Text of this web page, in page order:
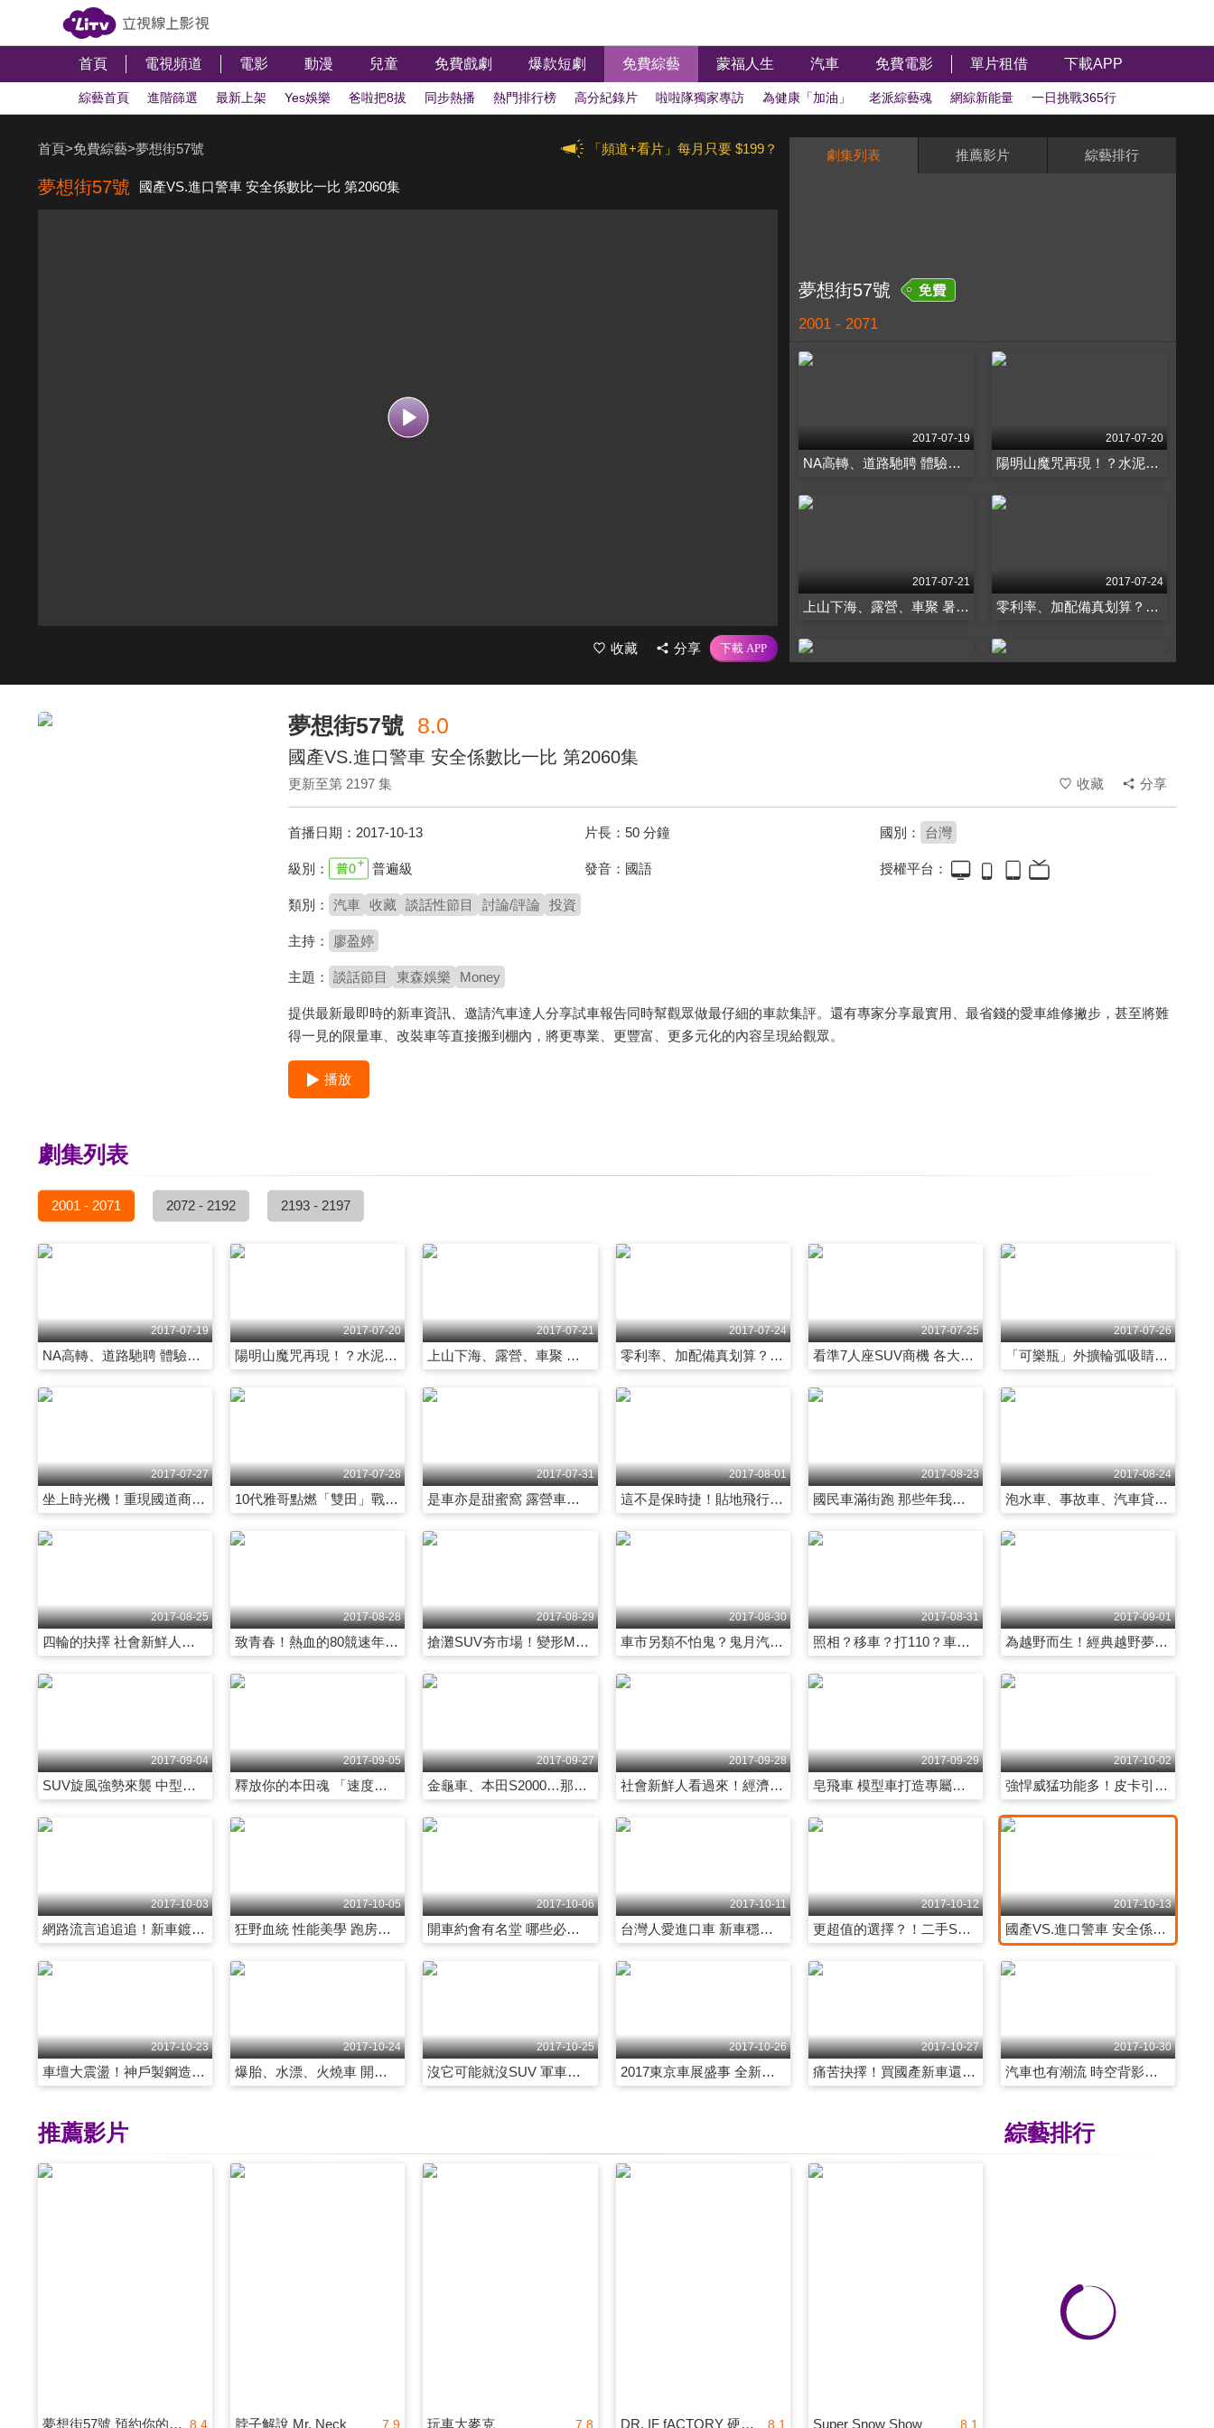
首頁 電視頻道 電影 動漫 兒童 免費戲劇 爆款短劇 免費綜藝 蒙福人生 汽車 免費電影 單片租借 下載APP
綜藝首頁 進階篩選 最新上架 Yes娛樂 爸啦把8拔 同步熱播 熱門排行榜 高分紀錄片 啦啦隊獨家專訪 為健康「加油」 老派綜藝魂 網綜新能量 一日挑戰365行
最新汽車影音 生活新知 八大電視 東森娛樂
龍華電視 年代電視 中天亞洲回看 空中英語教室
「頻道+看片」每月只要 $199？
首頁>免費綜藝>夢想街57號
夢想街57號 國產VS.進口警車 安全係數比一比 第2060集
收藏 分享
劇集列表 推薦影片 綜藝排行
夢想街57號
2001 - 2071
2017-07-19
NA高轉、道路馳聘 體驗極速快感追風魅力 第2001集
2017-07-20
陽明山魔咒再現！？水泥車撞飛22車4死9傷 第2002集
2017-07-21
上山下海、露營、車聚 暑假就要醬玩！ 第2003集
2017-07-24
零利率、加配備真划算？拆解車商促銷花招 第2004集
2017-07-27
2017-07-31 2017-08-01
四輪的抉擇 社會新鮮人理性與感性的煩惱 第2028集 致青春！熱血的80競速年代「殺手級」野獸 第2029集
搶灘SUV夯市場！變形MPV大軍來襲 第2030集 車市另類不怕鬼？鬼月汽車禁忌多！ 第2031集
照相？移車？打110？車禍發生怎麼辦！？ 第2032集 為越野而生！經典越野夢幻車款就是Man 第2033集
SUV旋風強勢來襲 中型房車如何接戰！？ 第2034集 釋放你的本田魂 「速度」才是夢之王道 第2035集
金龜車、本田S2000…那些年消失的經典車 第2051集 社會新鮮人看過來！經濟中古車不妨這樣挑 第2052集
皂飛車 模型車打造專屬愛車 原來車子也能這樣玩！ 第2053集 強悍威猛功能多！皮卡引爆新車戰 第2054集
2017-10-11
夢想街57號 8.0
國產VS.進口警車 安全係數比一比 第2060集
更新至第 2197 集 收藏 分享
首播日期： 2017-10-13 片長： 50 分鐘 國別： 台灣
級別： 普遍級 發音： 國語 授權平台：
類別： 汽車 收藏 談話性節目 討論/評論 投資
主持： 廖盈婷
主題： 談話節目 東森娛樂 Money
提供最新最即時的新車資訊、邀請汽車達人分享試車報告同時幫觀眾做最仔細的車款集評。還有專家分享最實用、最省錢的愛車維修撇步，甚至將難
得一見的限量車、改裝車等直接搬到棚內，將更專業、更豐富、更多元化的內容呈現給觀眾。
播放
劇集列表
2001 - 2071 2072 - 2192 2193 - 2197
2017-07-19
NA高轉、道路馳聘 體驗極速快感追風魅力 第2001集
2017-07-20
陽明山魔咒再現！？水泥車撞飛22車4死9傷 第2002集
2017-07-21
上山下海、露營、車聚 暑假就要醬玩！ 第2003集
2017-07-24
零利率、加配備真划算？拆解車商促銷花招 第2004集
2017-07-25
看準7人座SUV商機 各大車廠推出車款搶市 第2005集
2017-07-26
「可樂瓶」外擴輪弧吸睛 經典80的鐵漢柔情 第2006集
2017-07-27
坐上時光機！重現國道商務艙「國光號」！ 第2007集
2017-07-28
10代雅哥點燃「雙田」戰火 好爸爸車誰勝出？ 第2008集
2017-07-31
是車亦是甜蜜窩 露營車陪你走天涯 第2009集
2017-08-01
這不是保時捷！貼地飛行獸 超跑傳奇RUF 第2010集
2017-08-23
國民車滿街跑 那些年我們坐過的計程車 第2026集
2017-08-24
泡水車、事故車、汽車貸款 中古車商騙很大！？ 第2027集
2017-08-25
四輪的抉擇 社會新鮮人理性與感性的煩惱 第2028集
2017-08-28
致青春！熱血的80競速年代「殺手級」野獸 第2029集
2017-08-29
搶灘SUV夯市場！變形MPV大軍來襲 第2030集
2017-08-30
車市另類不怕鬼？鬼月汽車禁忌多！ 第2031集
2017-08-31
照相？移車？打110？車禍發生怎麼辦！？ 第2032集
2017-09-01
為越野而生！經典越野夢幻車款就是Man 第2033集
2017-09-04
SUV旋風強勢來襲 中型房車如何接戰！？ 第2034集
2017-09-05
釋放你的本田魂 「速度」才是夢之王道 第2035集
2017-09-27
金龜車、本田S2000…那些年消失的經典車 第2051集
2017-09-28
社會新鮮人看過來！經濟中古車不妨這樣挑 第2052集
2017-09-29
皂飛車 模型車打造專屬愛車 原來車子也能這樣玩！ 第2053集
2017-10-02
強悍威猛功能多！皮卡引爆新車戰 第2054集
2017-10-03
網路流言追追追！新車鍍膜傷車漆有影嘸？ 第2055集
2017-10-05
狂野血統 性能美學 跑房車強勢來襲！！ 第2056集
2017-10-06
開車約會有名堂 哪些必備行頭不能少 第2057集
2017-10-11
台灣人愛進口車 新車穩佔車市4成 第2058集
2017-10-12
更超值的選擇？！二手SUV教戰揭密 第2059集
2017-10-13
國產VS.進口警車 安全係數比一比 第2060集
2017-10-23
車壇大震盪！神戶製鋼造假「日本製」神話破滅！？ 第2066集
2017-10-24
爆胎、水漂、火燒車 開車出狀況怎麼辦！？ 第2067集
2017-10-25
沒它可能就沒SUV 軍車始祖大閱兵 第2068集
2017-10-26
2017東京車展盛事 全新車款搶先看 第2069集
2017-10-27
痛苦抉擇！買國產新車還是二手進口車？！ 第2070集
2017-10-30
汽車也有潮流 時空背影環環相扣 第2071集
綜藝排行
推薦影片
8.4
夢想街57號 預約你的夢想 7.9
脖子解說 Mr. Neck 7.8
玩車大麥克 8.1
DR. IF fACTORY 硬核車媒 8.1
Super Snow Show